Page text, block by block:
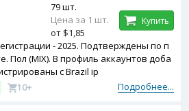
- 2025. Подтверждены по п
Пол (MIX). В профиль аккаунтов доба
с Brazil ip
Подробнее...
10+
79 шт.
Цена за 1 шт.
от $1,85
Купить